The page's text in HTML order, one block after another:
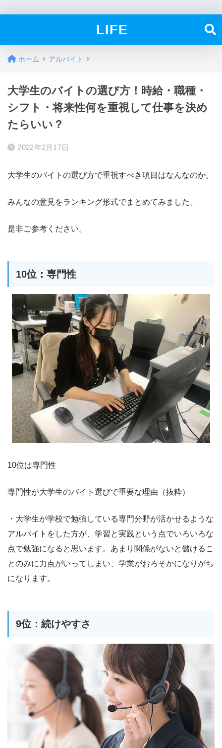
LIFE
ホーム アルバイト
大学生のバイトの選び方！時給・職種・
シフト・将来性何を重視して仕事を決め
たらいい？
2022年2月17日
大学生のバイトの選び方で重視すべき項目はなんなのか。
みんなの意見をランキング形式でまとめてみました。
是非ご参考ください。
10位：専門性
10位は専門性
専門性が大学生のバイト選びで重要な理由（抜粋）
・大学生が学校で勉強している専門分野が活かせるような
アルバイトをした方が、学習と実践という点でいろいろな
点で勉強になると思います。あまり関係がないと儲けるこ
とのみに力点がいってしまい、学業がおろそかになりがち
になります。
9位：続けやすさ